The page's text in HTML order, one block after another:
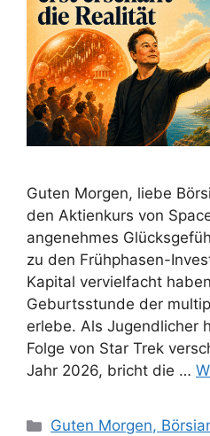
Guten Morgen, liebe
den Aktienkurs von
angenehmes
zu den Frühphasen-
Kapital vervielfacht
Geburtsstunde der
erlebe. Als Jugendlicher
Folge von Star Trek
Jahr 2026, bricht die …
Kategorien
Guten Morgen,